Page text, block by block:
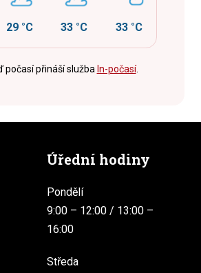
29 °C 33 °C 33 °C
počasí přináší služba In-počasí.
Úřední hodiny
Pondělí
9:00 – 12:00 / 13:00 –
16:00
Středa